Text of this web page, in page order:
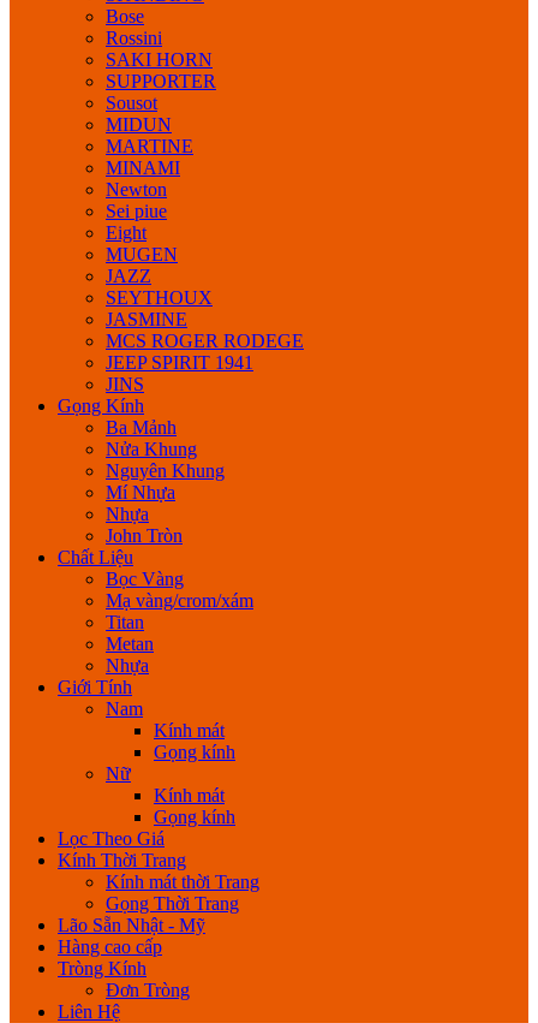
Bose
Rossini
SAKI HORN
SUPPORTER
Sousot
MIDUN
MARTINE
MINAMI
Newton
Sei piue
Eight
MUGEN
JAZZ
SEYTHOUX
JASMINE
MCS ROGER RODEGE
JEEP SPIRIT 1941
JINS
Gọng Kính
Ba Mảnh
Nửa Khung
Nguyên Khung
Mí Nhựa
Nhựa
John Tròn
Chất Liệu
Bọc Vàng
Mạ vàng/crom/xám
Titan
Metan
Nhựa
Giới Tính
Nam
Kính mát
Gọng kính
Nữ
Kính mát
Gọng kính
Lọc Theo Giá
Kính Thời Trang
Kính mát thời Trang
Gọng Thời Trang
Lão Sẵn Nhật - Mỹ
Hàng cao cấp
Tròng Kính
Đơn Tròng
Liên Hệ